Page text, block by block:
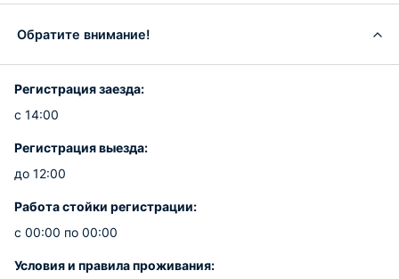
Обратите внимание!
Регистрация заезда:
с 14:00
Регистрация выезда:
до 12:00
Работа стойки регистрации:
с 00:00 по 00:00
Условия и правила проживания: